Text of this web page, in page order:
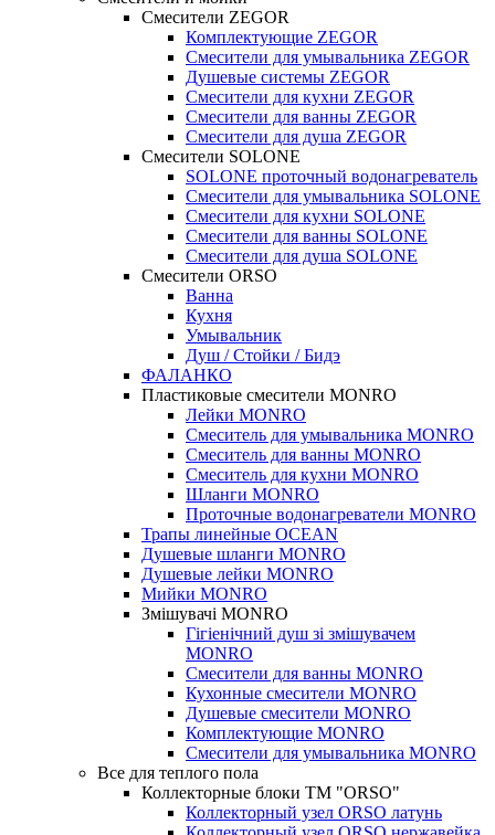
Смесители ZEGOR
Комплектующие ZEGOR
Смесители для умывальника ZEGOR
Душевые системы ZEGOR
Смесители для кухни ZEGOR
Смесители для ванны ZEGOR
Смесители для душа ZEGOR
Смесители SOLONE
SOLONE проточный водонагреватель
Смесители для умывальника SOLONE
Смесители для кухни SOLONE
Смесители для ванны SOLONE
Смесители для душа SOLONE
Смесители ORSO
Ванна
Кухня
Умывальник
Душ / Стойки / Бидэ
ФАЛАНКО
Пластиковые смесители MONRO
Лейки MONRO
Смеситель для умывальника MONRO
Смеситель для ванны MONRO
Смеситель для кухни MONRO
Шланги MONRO
Проточные водонагреватели MONRO
Трапы линейные OCEAN
Душевые шланги MONRO
Душевые лейки MONRO
Мийки MONRO
Змішувачі MONRO
Гiгiенiчний душ зi змiшувачем
MONRO
Смесители для ванны MONRO
Кухонные смесители MONRO
Душевые смесители MONRO
Комплектующие MONRO
Смесители для умывальника MONRO
Все для теплого пола
Коллекторные блоки ТМ "ORSO"
Коллекторный узел ORSO латунь